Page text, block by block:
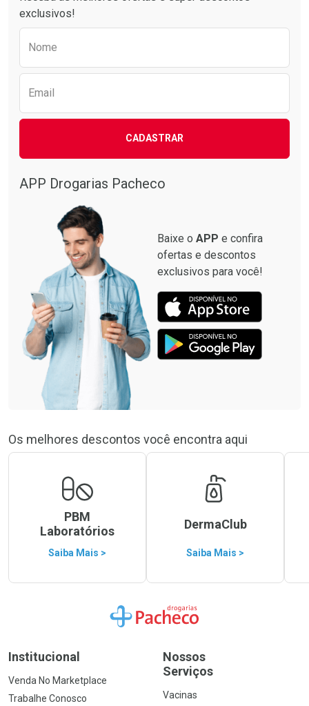
exclusivos!
Nome
Email
CADASTRAR
APP Drogarias Pacheco
Baixe o APP e confira
ofertas e descontos
exclusivos para você!
Os melhores descontos você encontra aqui
PBM
Laboratórios
Saiba Mais >
DermaClub
Saiba Mais >
Ir para a Home
Institucional
Venda No Marketplace
Trabalhe Conosco
Nossos
Serviços
Vacinas